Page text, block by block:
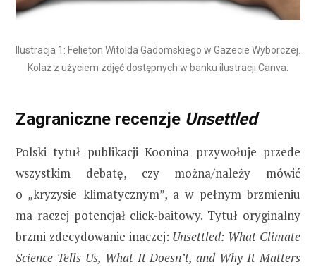
Ilustracja 1: Felieton Witolda Gadomskiego w Gazecie Wyborczej.
Kolaż z użyciem zdjęć dostępnych w banku ilustracji Canva.
Zagraniczne recenzje Unsettled
Polski tytuł publikacji Koonina przywołuje przede
wszystkim debatę, czy można/należy mówić
o „kryzysie klimatycznym”, a w pełnym brzmieniu
ma raczej potencjał click-baitowy. Tytuł oryginalny
brzmi zdecydowanie inaczej: Unsettled: What Climate
Science Tells Us, What It Doesn’t, and Why It Matters